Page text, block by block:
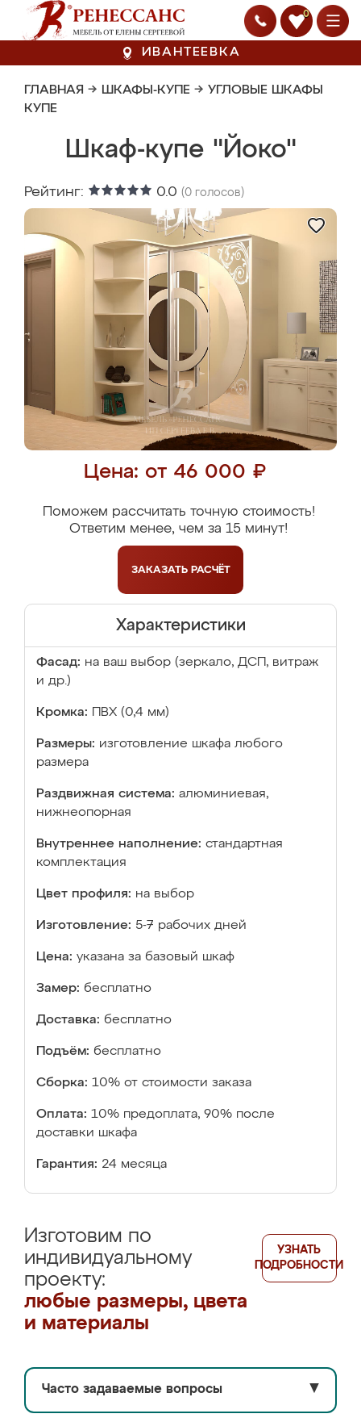
0
ИВАНТЕЕВКА
ГЛАВНАЯ → ШКАФЫ-КУПЕ → УГЛОВЫЕ ШКАФЫ
КУПЕ
Шкаф-купе "Йоко"
Рейтинг: 0.0 (0 голосов)
Цена: от 46 000 ₽
Поможем рассчитать точную стоимость!
Ответим менее, чем за 15 минут!
ЗАКАЗАТЬ РАСЧЁТ
Характеристики
Фасад: на ваш выбор (зеркало, ДСП, витраж
и др.)
Кромка: ПВХ (0,4 мм)
Размеры: изготовление шкафа любого
размера
Раздвижная система: алюминиевая,
нижнеопорная
Внутреннее наполнение: стандартная
комплектация
Цвет профиля: на выбор
Изготовление: 5-7 рабочих дней
Цена: указана за базовый шкаф
Замер: бесплатно
Доставка: бесплатно
Подъём: бесплатно
Сборка: 10% от стоимости заказа
Оплата: 10% предоплата, 90% после
доставки шкафа
Гарантия: 24 месяца
Изготовим по
индивидуальному
проекту:
любые размеры, цвета
и материалы
УЗНАТЬ
ПОДРОБНОСТИ
Часто задаваемые вопросы ▼